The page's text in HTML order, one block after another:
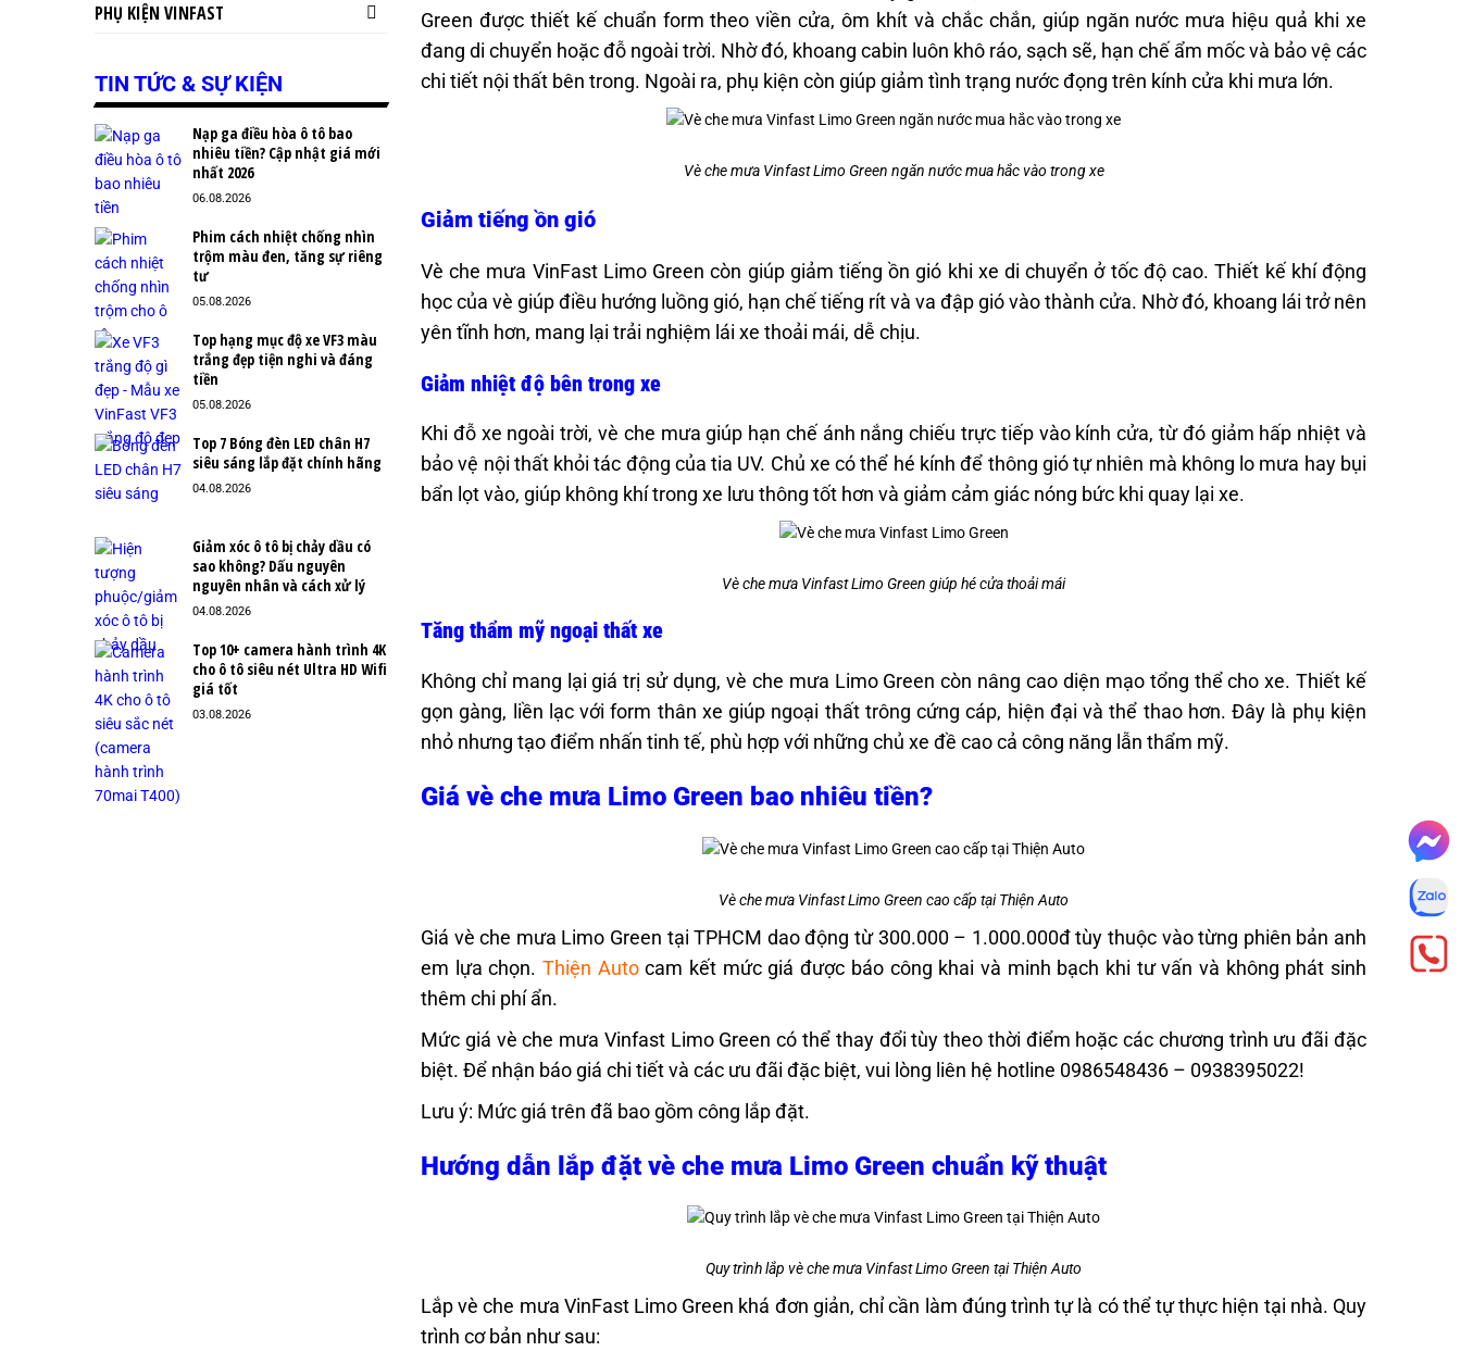
Green được thiết kế chuẩn form theo viền cửa, ôm khít và chắc chắn, giúp ngăn nước mưa hiệu quả khi xe
đang di chuyển hoặc đỗ ngoài trời. Nhờ đó, khoang cabin luôn khô ráo, sạch sẽ, hạn chế ẩm mốc và bảo vệ các
chi tiết nội thất bên trong. Ngoài ra, phụ kiện còn giúp giảm tình trạng nước đọng trên kính cửa khi mưa lớn.
Vè che mưa Vinfast Limo Green ngăn nước mua hắc vào trong xe
Giảm tiếng ồn gió
Vè che mưa VinFast Limo Green còn giúp giảm tiếng ồn gió khi xe di chuyển ở tốc độ cao. Thiết kế khí động
học của vè giúp điều hướng luồng gió, hạn chế tiếng rít và va đập gió vào thành cửa. Nhờ đó, khoang lái trở nên
yên tĩnh hơn, mang lại trải nghiệm lái xe thoải mái, dễ chịu.
Giảm nhiệt độ bên trong xe
Khi đỗ xe ngoài trời, vè che mưa giúp hạn chế ánh nắng chiếu trực tiếp vào kính cửa, từ đó giảm hấp nhiệt và
bảo vệ nội thất khỏi tác động của tia UV. Chủ xe có thể hé kính để thông gió tự nhiên mà không lo mưa hay bụi
bẩn lọt vào, giúp không khí trong xe lưu thông tốt hơn và giảm cảm giác nóng bức khi quay lại xe.
Vè che mưa Vinfast Limo Green giúp hé cửa thoải mái
Tăng thẩm mỹ ngoại thất xe
Không chỉ mang lại giá trị sử dụng, vè che mưa Limo Green còn nâng cao diện mạo tổng thể cho xe. Thiết kế
gọn gàng, liền lạc với form thân xe giúp ngoại thất trông cứng cáp, hiện đại và thể thao hơn. Đây là phụ kiện
nhỏ nhưng tạo điểm nhấn tinh tế, phù hợp với những chủ xe đề cao cả công năng lẫn thẩm mỹ.
Giá vè che mưa Limo Green bao nhiêu tiền?
Vè che mưa Vinfast Limo Green cao cấp tại Thiện Auto
Giá vè che mưa Limo Green tại TPHCM dao động từ 300.000 – 1.000.000đ tùy thuộc vào từng phiên bản anh
em lựa chọn.Thiện Autocam kết mức giá được báo công khai và minh bạch khi tư vấn và không phát sinh
thêm chi phí ẩn.
Mức giá vè che mưa Vinfast Limo Green có thể thay đổi tùy theo thời điểm hoặc các chương trình ưu đãi đặc
biệt. Để nhận báo giá chi tiết và các ưu đãi đặc biệt, vui lòng liên hệ hotline 0986548436 – 0938395022!
Lưu ý: Mức giá trên đã bao gồm công lắp đặt.
Hướng dẫn lắp đặt vè che mưa Limo Green chuẩn kỹ thuật
Quy trình lắp vè che mưa Vinfast Limo Green tại Thiện Auto
Lắp vè che mưa VinFast Limo Green khá đơn giản, chỉ cần làm đúng trình tự là có thể tự thực hiện tại nhà. Quy
trình cơ bản như sau:
PHỤ KIỆN VINFAST
TIN TỨC & SỰ KIỆN
Nạp ga điều hòa ô tô bao
nhiêu tiền? Cập nhật giá mới
nhất 2026
06.08.2026
Phim cách nhiệt chống nhìn
trộm màu đen, tăng sự riêng
tư
05.08.2026
Top hạng mục độ xe VF3 màu
trắng đẹp tiện nghi và đáng
tiền
05.08.2026
Top 7 Bóng đèn LED chân H7
siêu sáng lắp đặt chính hãng
04.08.2026
Giảm xóc ô tô bị chảy dầu có
sao không? Dấu nguyên
nguyên nhân và cách xử lý
04.08.2026
Top 10+ camera hành trình 4K
cho ô tô siêu nét Ultra HD Wifi
giá tốt
03.08.2026